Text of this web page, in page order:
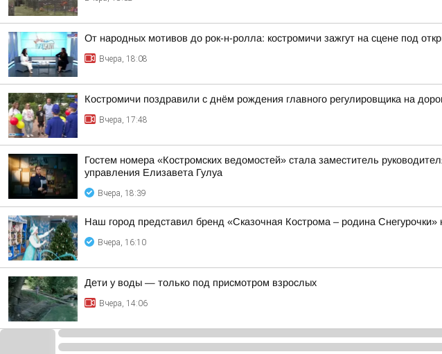
От народных мотивов до рок-н-ролла: костромичи зажгут на сцене под
Вчера, 18:08
Костромичи поздравили с днём рождения главного регулировщика на
Вчера, 17:48
Гостем номера «Костромских ведомостей» стала заместитель
управления Елизавета Гулуа
Вчера, 18:39
Наш город представил бренд «Сказочная Кострома – родина Снегурочки»
Вчера, 16:10
Дети у воды — только под присмотром взрослых
Вчера, 14:06